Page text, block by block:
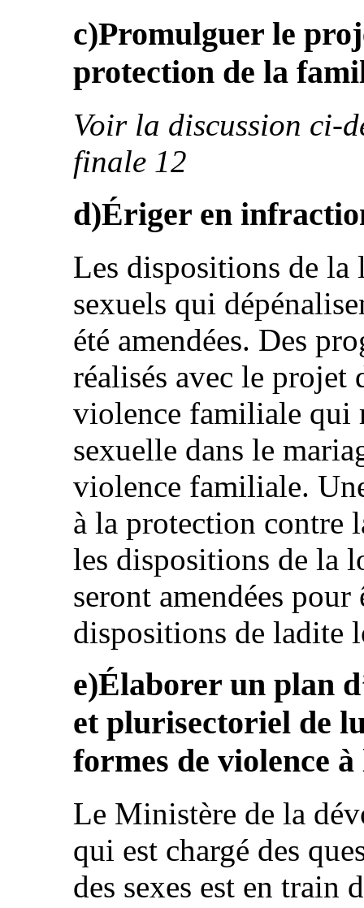
c)Promulguer le
protection de la
Voir la discussion ci-
finale 12
d)Ériger en
Les dispositions de
sexuels qui
été amendées. Des
réalisés avec le
violence familiale qui
sexuelle dans le
violence familiale.
à la protection contre
les dispositions de la
seront amendées
dispositions de ladite
e)Élaborer un plan
et plurisectoriel de
formes de violence
Le Ministère de la
qui est chargé des
des sexes est en